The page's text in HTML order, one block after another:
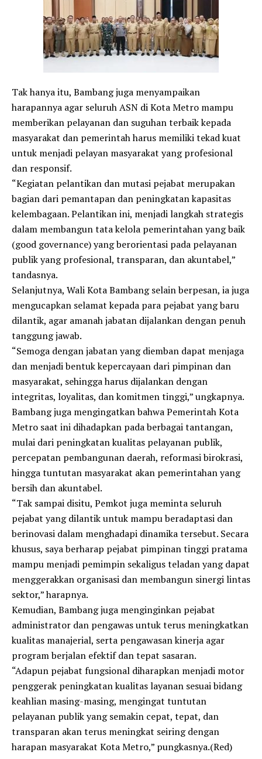
Tak hanya itu, Bambang juga menyampaikan
harapannya agar seluruh ASN di Kota Metro mampu
memberikan pelayanan dan suguhan terbaik kepada
masyarakat dan pemerintah harus memiliki tekad kuat
untuk menjadi pelayan masyarakat yang profesional
dan responsif.
“Kegiatan pelantikan dan mutasi pejabat merupakan
bagian dari pemantapan dan peningkatan kapasitas
kelembagaan. Pelantikan ini, menjadi langkah strategis
dalam membangun tata kelola pemerintahan yang baik
(good governance) yang berorientasi pada pelayanan
publik yang profesional, transparan, dan akuntabel,”
tandasnya.
Selanjutnya, Wali Kota Bambang selain berpesan, ia juga
mengucapkan selamat kepada para pejabat yang baru
dilantik, agar amanah jabatan dijalankan dengan penuh
tanggung jawab.
“Semoga dengan jabatan yang diemban dapat menjaga
dan menjadi bentuk kepercayaan dari pimpinan dan
masyarakat, sehingga harus dijalankan dengan
integritas, loyalitas, dan komitmen tinggi,” ungkapnya.
Bambang juga mengingatkan bahwa Pemerintah Kota
Metro saat ini dihadapkan pada berbagai tantangan,
mulai dari peningkatan kualitas pelayanan publik,
percepatan pembangunan daerah, reformasi birokrasi,
hingga tuntutan masyarakat akan pemerintahan yang
bersih dan akuntabel.
“Tak sampai disitu, Pemkot juga meminta seluruh
pejabat yang dilantik untuk mampu beradaptasi dan
berinovasi dalam menghadapi dinamika tersebut. Secara
khusus, saya berharap pejabat pimpinan tinggi pratama
mampu menjadi pemimpin sekaligus teladan yang dapat
menggerakkan organisasi dan membangun sinergi lintas
sektor,” harapnya.
Kemudian, Bambang juga menginginkan pejabat
administrator dan pengawas untuk terus meningkatkan
kualitas manajerial, serta pengawasan kinerja agar
program berjalan efektif dan tepat sasaran.
“Adapun pejabat fungsional diharapkan menjadi motor
penggerak peningkatan kualitas layanan sesuai bidang
keahlian masing-masing, mengingat tuntutan
pelayanan publik yang semakin cepat, tepat, dan
transparan akan terus meningkat seiring dengan
harapan masyarakat Kota Metro,” pungkasnya.(Red)